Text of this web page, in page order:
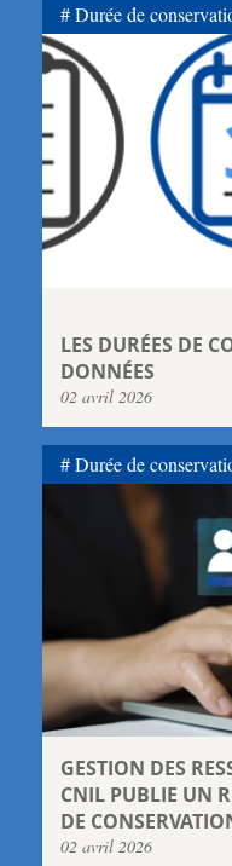
LES DURÉES DE
DONNÉES
02 avril 2026
Durée de
GESTION DES
CNIL PUBLIE UN
DE
02 avril 2026
Durée de